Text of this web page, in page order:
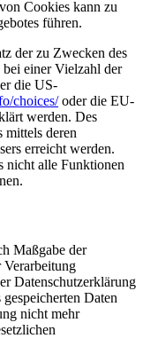
Cookies kann zu
führen.
der zu Zwecken des
einer Vielzahl der
die US-
choices/oder die EU-
werden. Des
mittels deren
erreicht werden.
nicht alle Funktionen
Maßgabe der
Verarbeitung
Datenschutzerklärung
Daten
nicht mehr